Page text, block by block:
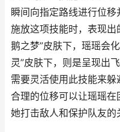
瞬间向指定路线进行位
施放这项技能时，表现出
鹅之梦”皮肤下，瑶瑶会
灵”皮肤下，则是呈现出
需要灵活使用此技能来躲
合理的位移可以让瑶瑶
她打击敌人和保护队友的